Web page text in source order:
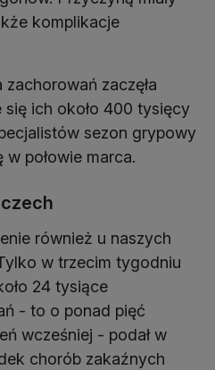
komplikacje
zaczęła
się ich około 400 tysięcy
sezon grypowy
połowie marca.
również u naszych
w trzecim tygodniu
24 tysiące
- to o ponad pięć
wcześniej - podał w
chorób zakaźnych